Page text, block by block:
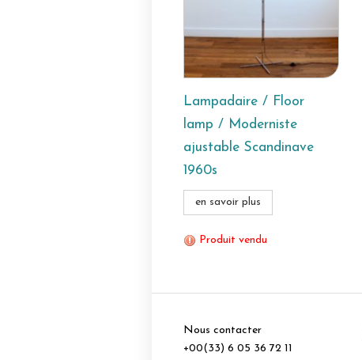
Lampadaire / Floor
lamp / Moderniste
ajustable Scandinave
1960s
en savoir plus
Produit vendu
Nous contacter
+00(33) 6 05 36 72 11